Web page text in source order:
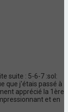
suite : 5-6-7 :sol:
que j'étais passé à
apprécié la 1ère
et en